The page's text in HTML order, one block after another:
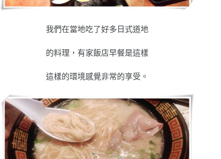
我們在當地吃了好多日式道地
的料理，有家飯店早餐是這樣
這樣的環境感覺非常的享受。